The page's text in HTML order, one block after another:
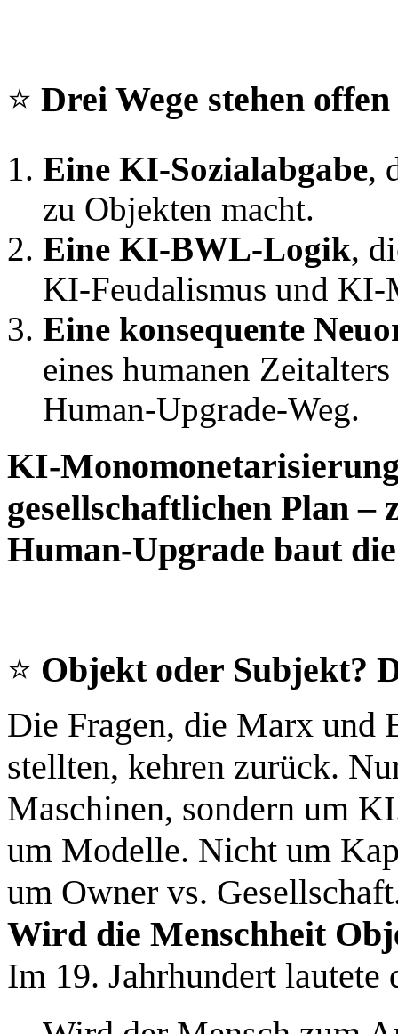
⭐ Drei Wege stehen offen
Eine KI‑Sozialabgabe,
zu Objekten macht.
Eine KI‑BWL‑Logik,
KI‑Feudalismus und
Eine konsequente
eines humanen
Human‑Upgrade‑Weg.
gesellschaftlichen Plan
Human‑Upgrade baut
⭐ Objekt oder Subjekt?
Die Fragen, die Marx und
stellten, kehren zurück.
Maschinen, sondern um
um Modelle. Nicht um
um Owner vs.
Wird die Menschheit
Im 19. Jahrhundert lautete